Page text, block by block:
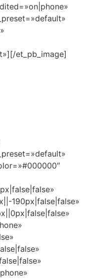
et_pb_image]
190px|false|false»